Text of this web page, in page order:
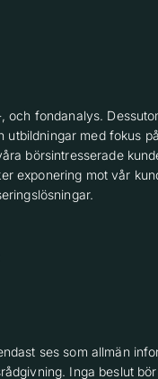
och fondanalys.
utbildningar med fokus
börsintresserade
exponering mot vår
ses som allmän
Inga beslut